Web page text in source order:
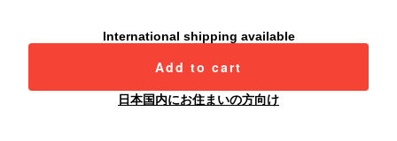
International shipping available
Add to cart
日本国内にお住まいの方向け